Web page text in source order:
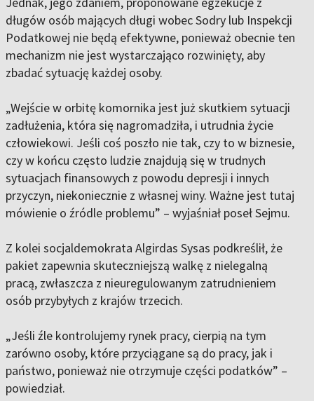
długów osób mających długi wobec Sodry lub Inspekcji
Podatkowej nie będą efektywne, ponieważ obecnie ten
mechanizm nie jest wystarczająco rozwinięty, aby
zbadać sytuację każdej osoby.
„Wejście w orbitę komornika jest już skutkiem sytuacji
zadłużenia, która się nagromadziła, i utrudnia życie
człowiekowi. Jeśli coś poszło nie tak, czy to w biznesie,
czy w końcu często ludzie znajdują się w trudnych
sytuacjach finansowych z powodu depresji i innych
przyczyn, niekoniecznie z własnej winy. Ważne jest tutaj
mówienie o źródle problemu” – wyjaśniał poseł Sejmu.
Z kolei socjaldemokrata Algirdas Sysas podkreślił, że
pakiet zapewnia skuteczniejszą walkę z nielegalną
pracą, zwłaszcza z nieuregulowanym zatrudnieniem
osób przybyłych z krajów trzecich.
„Jeśli źle kontrolujemy rynek pracy, cierpią na tym
zarówno osoby, które przyciągane są do pracy, jak i
państwo, ponieważ nie otrzymuje części podatków” –
powiedział.